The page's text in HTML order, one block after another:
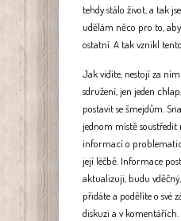
tehdy stálo život, a tak
udělám něco pro to,
ostatní. A tak vznikl
Jak vidíte, nestojí za
sdružení, jen jeden
postavit se šmejdům.
jednom místě
informací o
její léčbě. Informace
aktualizuji, budu
přidáte a podělíte o své
diskuzi a v komentářích.